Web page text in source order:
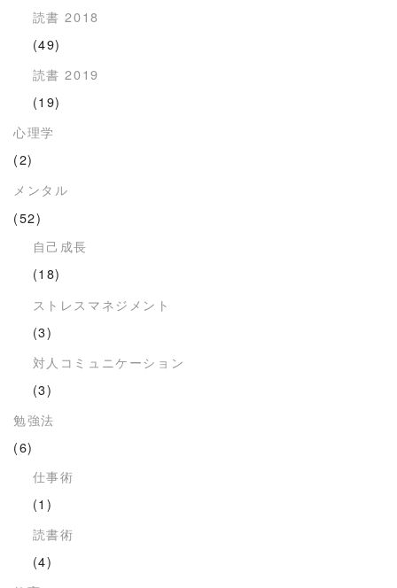
読書 2018
(49)
読書 2019
(19)
心理学
(2)
メンタル
(52)
自己成長
(18)
ストレスマネジメント
(3)
対人コミュニケーション
(3)
勉強法
(6)
仕事術
(1)
読書術
(4)